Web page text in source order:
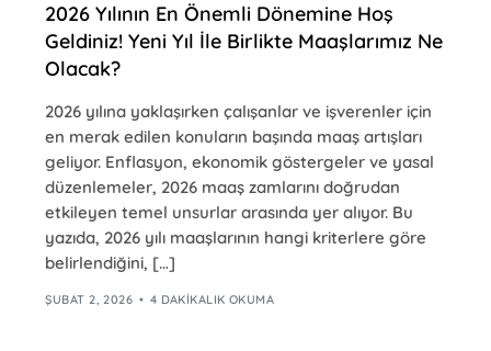
2026 Yılının En Önemli Dönemine Hoş
Geldiniz! Yeni Yıl İle Birlikte Maaşlarımız Ne
Olacak?
2026 yılına yaklaşırken çalışanlar ve işverenler için
en merak edilen konuların başında maaş artışları
geliyor. Enflasyon, ekonomik göstergeler ve yasal
düzenlemeler, 2026 maaş zamlarını doğrudan
etkileyen temel unsurlar arasında yer alıyor. Bu
yazıda, 2026 yılı maaşlarının hangi kriterlere göre
belirlendiğini, […]
ŞUBAT 2, 2026 4 DAKIKALIK OKUMA